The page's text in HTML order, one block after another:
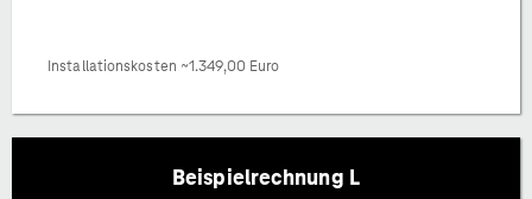
Installationskosten ~1.349,00 Euro
Beispielrechnung L